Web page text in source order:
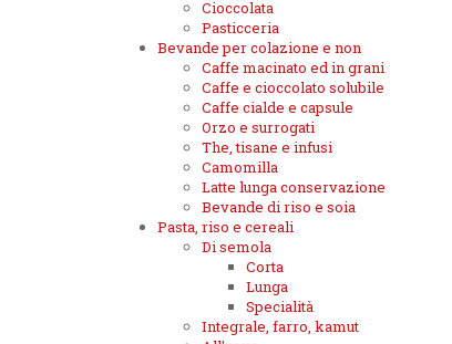
Cioccolata
Pasticceria
Bevande per colazione e non
Caffe macinato ed in grani
Caffe e cioccolato solubile
Caffe cialde e capsule
Orzo e surrogati
The, tisane e infusi
Camomilla
Latte lunga conservazione
Bevande di riso e soia
Pasta, riso e cereali
Di semola
Corta
Lunga
Specialità
Integrale, farro, kamut